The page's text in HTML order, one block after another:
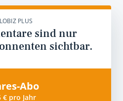
PLUS
sind nur
sichtbar.
Abo
€ pro Jahr